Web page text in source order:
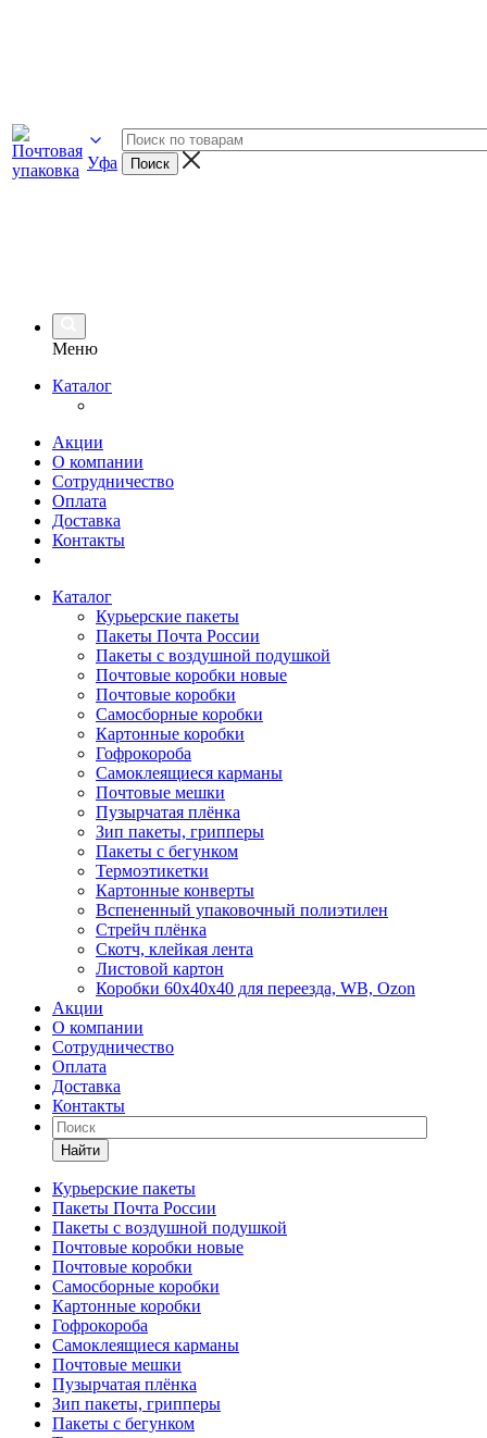
Уфа
Меню
Каталог
Акции
О компании
Сотрудничество
Оплата
Доставка
Контакты
Каталог
Курьерские пакеты
Пакеты Почта России
Пакеты с воздушной подушкой
Почтовые коробки новые
Почтовые коробки
Самосборные коробки
Картонные коробки
Гофрокороба
Самоклеящиеся карманы
Почтовые мешки
Пузырчатая плёнка
Зип пакеты, грипперы
Пакеты с бегунком
Термоэтикетки
Картонные конверты
Вспененный упаковочный полиэтилен
Стрейч плёнка
Скотч, клейкая лента
Листовой картон
Коробки 60х40х40 для переезда, WB, Ozon
Акции
О компании
Сотрудничество
Оплата
Доставка
Контакты
Найти
Курьерские пакеты
Пакеты Почта России
Пакеты с воздушной подушкой
Почтовые коробки новые
Почтовые коробки
Самосборные коробки
Картонные коробки
Гофрокороба
Самоклеящиеся карманы
Почтовые мешки
Пузырчатая плёнка
Зип пакеты, грипперы
Пакеты с бегунком